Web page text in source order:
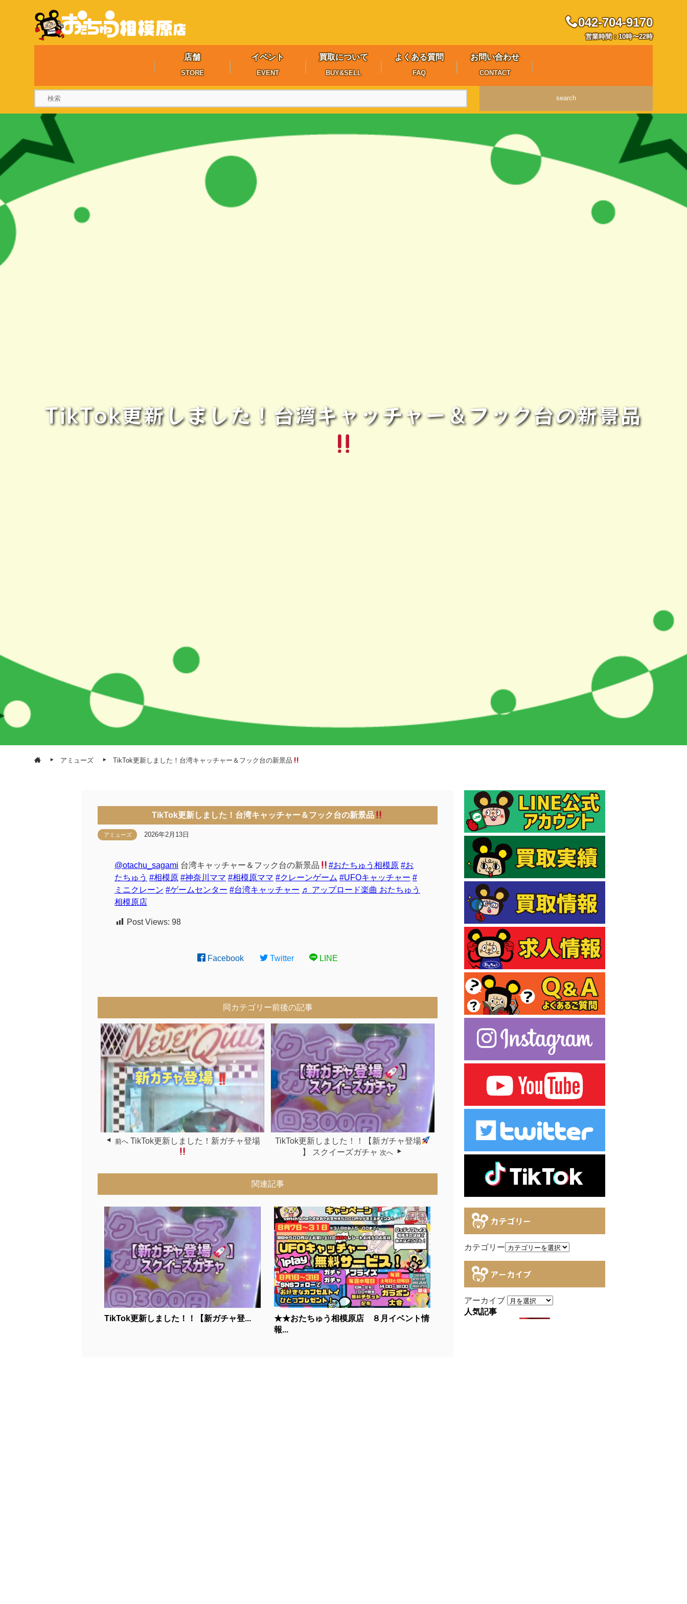
042-704-9170
営業時間：10時〜22時
店舗
STORE
イベント
EVENT
買取について
BUY&SELL
よくある質問
FAQ
お問い合わせ
CONTACT
search
TikTok更新しました！台湾キャッチャー＆フック台の新景品
アミューズ TikTok更新しました！台湾キャッチャー＆フック台の新景品
TikTok更新しました！台湾キャッチャー＆フック台の新景品
アミューズ 2026年2月13日
@otachu_sagami 台湾キャッチャー＆フック台の新景品 #おたちゅう相模原 #お
たちゅう #相模原 #神奈川ママ #相模原ママ #クレーンゲーム #UFOキャッチャー #
ミニクレーン #ゲームセンター #台湾キャッチャー ♬ アップロード楽曲 おたちゅう
相模原店
Post Views: 98
Facebook Twitter LINE
同カテゴリー前後の記事
前へ TikTok更新しました！新ガチャ登場
TikTok更新しました！！【新ガチャ登場
】 スクイーズガチャ 次へ
関連記事
TikTok更新しました！！【新ガチャ登...
★★おたちゅう相模原店 ８月イベント情
報...
カテゴリー
カテゴリー
アーカイブ
アーカイブ
人気記事